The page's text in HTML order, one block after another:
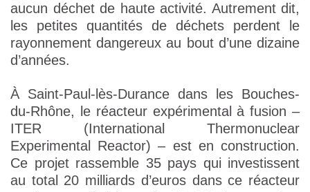
aucun déchet de haute activité. Autrement dit,
les petites quantités de déchets perdent le
rayonnement dangereux au bout d’une dizaine
d’années.
À Saint-Paul-lès-Durance dans les Bouches-
du-Rhône, le réacteur expérimental à fusion –
ITER (International Thermonuclear
Experimental Reactor) – est en construction.
Ce projet rassemble 35 pays qui investissent
au total 20 milliards d’euros dans ce réacteur